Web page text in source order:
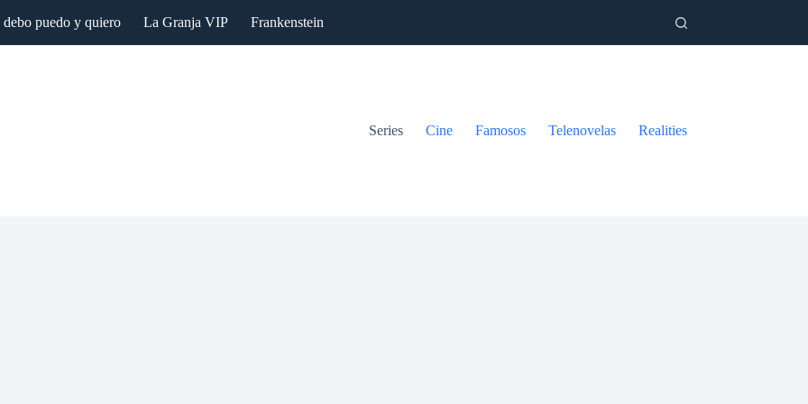
puedo y quiero La Granja VIP Frankenstein
Series Cine Famosos Telenovelas Realities